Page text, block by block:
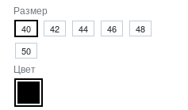
Размер
40 42 44 46
48
50
Цвет